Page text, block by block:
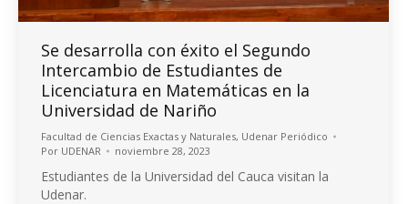
Se desarrolla con éxito el Segundo
Intercambio de Estudiantes de
Licenciatura en Matemáticas en la
Universidad de Nariño
Facultad de Ciencias Exactas y Naturales, Udenar Periódico
Por UDENAR noviembre 28, 2023
Estudiantes de la Universidad del Cauca visitan la
Udenar.